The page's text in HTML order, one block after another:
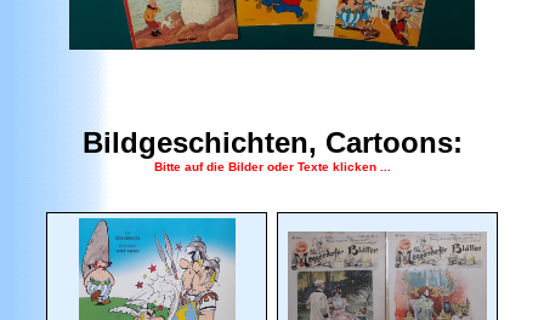
Bildgeschichten, Cartoons:
Bitte auf die Bilder oder Texte klicken ...